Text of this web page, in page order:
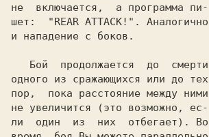
не  включается,  а программа пи-
шет:  "REAR ATTACK! ". Аналогично
и нападение с боков.
одного из сражающихся или до тех
пор,  пока расстояние между ними
не увеличится (это возможно, ес-
ли  один  из  них  отбегает). Во